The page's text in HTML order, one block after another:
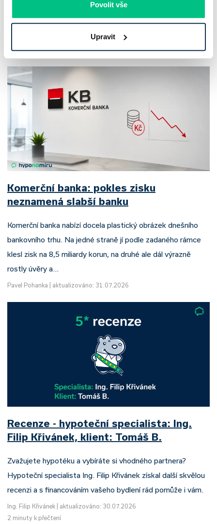
Povolit vše
Upravit
růstu. UniCredit Bank od 27.7.2026 zvýšila hypoteční sazby
plošně o 0,1…
aktualizováno: 04.08.2026
4 minuty k přečtení
Komerční banka: pokles zisku
neznamená slabší banku
Komerční banka nabízí docela plastický obrázek dnešního
bankovního trhu. Na jedné straně jí podle zadaného rámce
klesl zisk na 8,5 miliardy korun, na druhé ale dál výrazně
rostly úvěry a…
Pavel Pohanka aktualizováno: 31.07.2026
Recenze - hypoteční specialista: Ing.
Filip Křivánek, klient: Tomáš B.
Zvažujete hypotéku a vybíráte si vhodného partnera?
Hypoteční specialista Ing. Filip Křivánek získal další skvělou
recenzi a s financováním vašeho bydlení rád pomůže i vám.
Ing. Filip Křivánek
aktualizováno: 30.07.2026
2 minuty k přečtení